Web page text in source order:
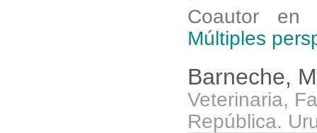
Coautor
Múltiples
Barneche,
Veterinaria,
República.